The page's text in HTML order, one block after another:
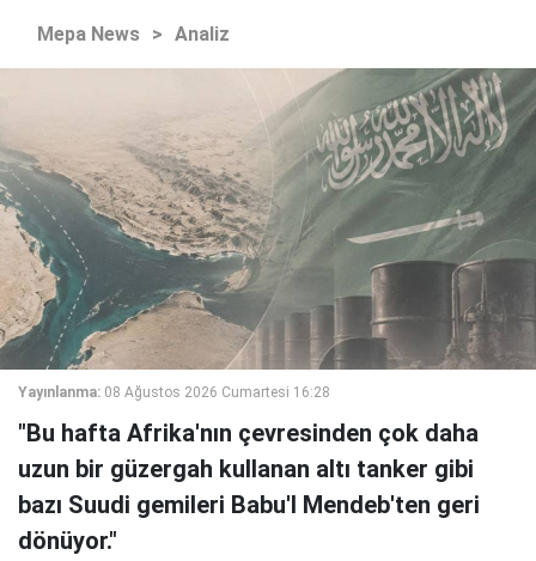
Mepa News > Analiz
Yayınlanma: 08 Ağustos 2026 Cumartesi 16:28
"Bu hafta Afrika'nın çevresinden çok daha
uzun bir güzergah kullanan altı tanker gibi
bazı Suudi gemileri Babu'l Mendeb'ten geri
dönüyor."